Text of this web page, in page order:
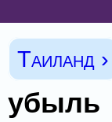
Таиланд ›
убыль